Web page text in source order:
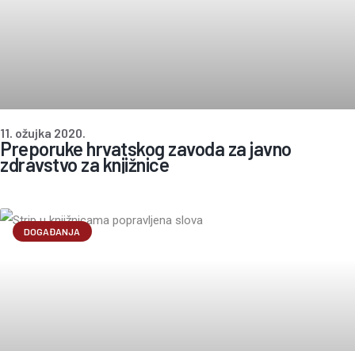
Preporuke hrvatskog zavoda za javno
zdravstvo za knjižnice
11. ožujka 2020.
DOGAĐANJA